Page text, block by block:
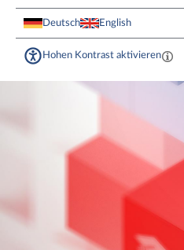
Deutsch English
Hohen Kontrast aktivieren